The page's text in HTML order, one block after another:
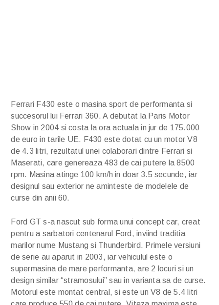
Ferrari F430 este o masina sport de performanta si
succesorul lui Ferrari 360. A debutat la Paris Motor
Show in 2004 si costa la ora actuala in jur de 175.000
de euro in tarile UE. F430 este dotat cu un motor V8
de 4.3 litri, rezultatul unei colaborari dintre Ferrari si
Maserati, care genereaza 483 de cai putere la 8500
rpm. Masina atinge 100 km/h in doar 3.5 secunde, iar
designul sau exterior ne aminteste de modelele de
curse din anii 60.
Ford GT s-a nascut sub forma unui concept car, creat
pentru a sarbatori centenarul Ford, inviind traditia
marilor nume Mustang si Thunderbird. Primele versiuni
de serie au aparut in 2003, iar vehiculul este o
supermasina de mare performanta, are 2 locuri si un
design similar “stramosului” sau in varianta sa de curse.
Motorul este montat central, si este un V8 de 5.4 litri